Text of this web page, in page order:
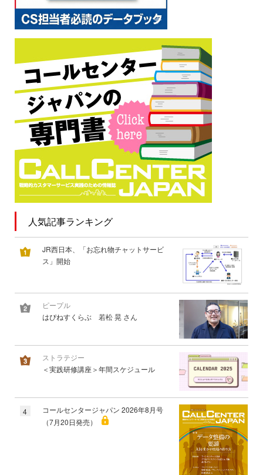
人気記事ランキング
JR西日本、「お忘れ物チャットサービ
ス」開始
ピープル
はぴねすくらぶ 若松 晃 さん
ストラテジー
＜実践研修講座＞年間スケジュール
4
コールセンタージャパン 2026年8月号
（7月20日発売）